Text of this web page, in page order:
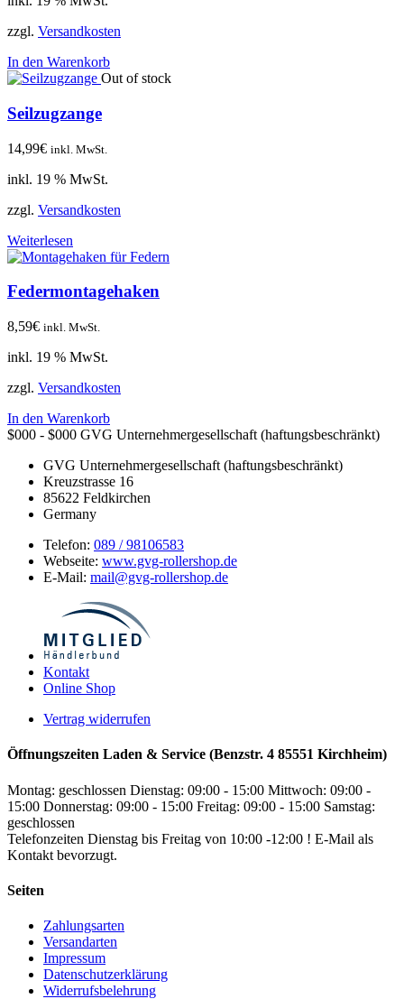
zzgl. Versandkosten
In den Warenkorb
Out of stock
Seilzugzange
14,99€ inkl. MwSt.
inkl. 19 % MwSt.
zzgl. Versandkosten
Weiterlesen
Federmontagehaken
8,59€ inkl. MwSt.
inkl. 19 % MwSt.
zzgl. Versandkosten
In den Warenkorb
$000 - $000 GVG Unternehmergesellschaft (haftungsbeschränkt)
GVG Unternehmergesellschaft (haftungsbeschränkt)
Kreuzstrasse 16
85622 Feldkirchen
Germany
Telefon: 089 / 98106583
Webseite: www.gvg-rollershop.de
E-Mail: mail@gvg-rollershop.de
Kontakt
Online Shop
Vertrag widerrufen
Öffnungszeiten Laden & Service (Benzstr. 4 85551 Kirchheim)
Montag: geschlossen Dienstag: 09:00 - 15:00 Mittwoch: 09:00 -
15:00 Donnerstag: 09:00 - 15:00 Freitag: 09:00 - 15:00 Samstag:
geschlossen
Telefonzeiten Dienstag bis Freitag von 10:00 -12:00 ! E-Mail als
Kontakt bevorzugt.
Seiten
Zahlungsarten
Versandarten
Impressum
Datenschutzerklärung
Widerrufsbelehrung